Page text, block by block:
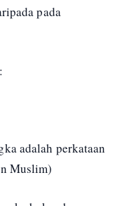
pada
adalah perkataan
Muslim)